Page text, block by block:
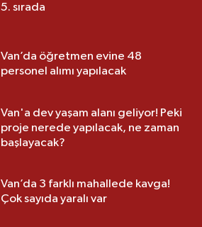
5. sırada
Van’da öğretmen evine 48
personel alımı yapılacak
Van'a dev yaşam alanı geliyor! Peki
proje nerede yapılacak, ne zaman
başlayacak?
Van’da 3 farklı mahallede kavga!
Çok sayıda yaralı var